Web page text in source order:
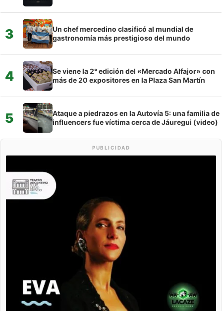
3
Un chef mercedino clasificó al mundial de
gastronomía más prestigioso del mundo
4
Se viene la 2° edición del «Mercado Alfajor» con
más de 20 expositores en la Plaza San Martín
5
Ataque a piedrazos en la Autovía 5: una familia de
influencers fue víctima cerca de Jáuregui (video)
PUBLICIDAD